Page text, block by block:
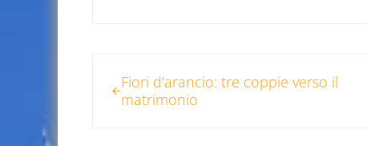
Fiori d’arancio: tre coppie verso il
matrimonio